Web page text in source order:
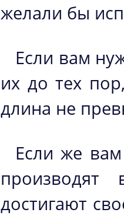
желали бы
Если вам
их до тех
длина не
Если же
достигают